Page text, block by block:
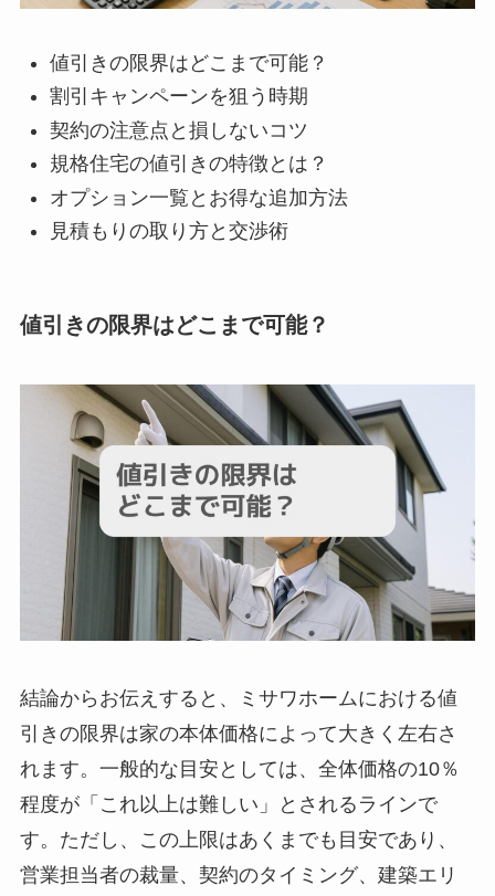
値引きの限界はどこまで可能？
割引キャンペーンを狙う時期
契約の注意点と損しないコツ
規格住宅の値引きの特徴とは？
オプション一覧とお得な追加方法
見積もりの取り方と交渉術
値引きの限界はどこまで可能？
結論からお伝えすると、ミサワホームにおける値
引きの限界は家の本体価格によって大きく左右さ
れます。一般的な目安としては、全体価格の10％
程度が「これ以上は難しい」とされるラインで
す。ただし、この上限はあくまでも目安であり、
営業担当者の裁量、契約のタイミング、建築エリ